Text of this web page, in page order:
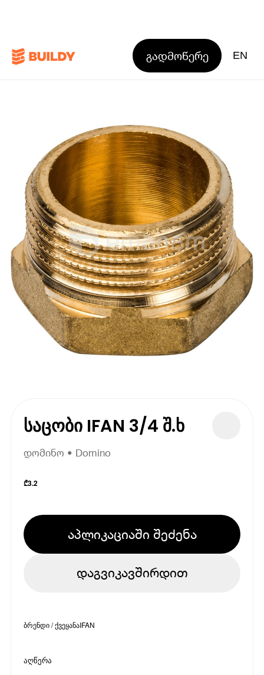
გადმოწერე EN
საცობი IFAN 3/4 შ.ხ
დომინო • Domino
₾3.2
აპლიკაციაში შეძენა
დაგვიკავშირდით
ბრენდი / ქვეყანაIFAN
აღწერა